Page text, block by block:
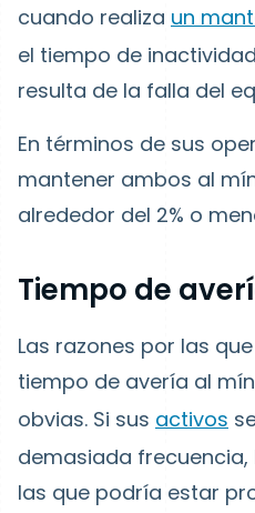
cuando realiza un
el tiempo de
resulta de la falla del
En términos de sus
mantener ambos al
alrededor del 2% o
Tiempo de
Las razones por las
tiempo de avería al
obvias. Si sus activos
demasiada
las que podría estar